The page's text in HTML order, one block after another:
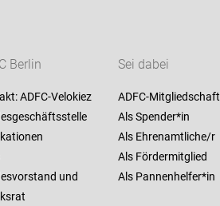
Berlin
ADFC-Velokiez
und
Sei dabei
ADFC-Mitgliedschaft
Als Spender*in
Als Ehrenamtliche/r
Als Fördermitglied
Als Pannenhelfer*in